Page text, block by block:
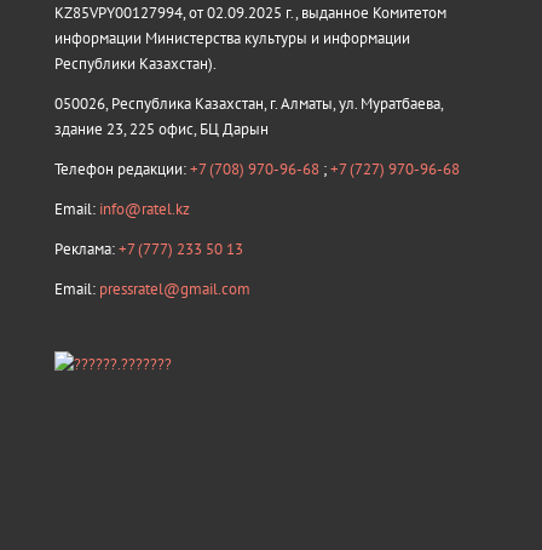
KZ85VPY00127994, от 02.09.2025 г., выданное Комитетом
информации Министерства культуры и информации
Республики Казахстан).
050026, Республика Казахстан, г. Алматы, ул. Муратбаева,
здание 23, 225 офис, БЦ Дарын
Телефон редакции:+7 (708) 970-96-68 ;+7 (727) 970-96-68
Email: info@ratel.kz
Реклама:+7 (777) 233 50 13
Email: pressratel@gmail.com